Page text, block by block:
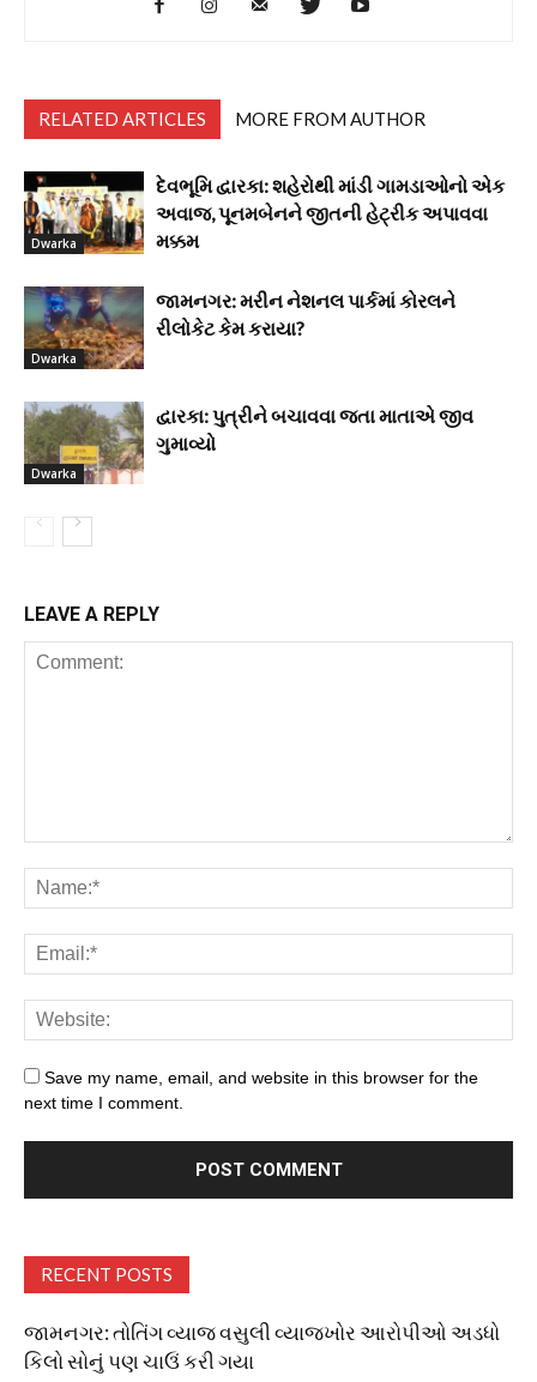
RELATED ARTICLES MORE FROM AUTHOR
Dwarka
દેવભૂમિ દ્વારકા: શહેરોથી માંડી ગામડાઓનો એક
અવાજ, પૂનમબેનને જીતની હેટ્રીક અપાવવા
મક્કમ
Dwarka
જામનગર: મરીન નેશનલ પાર્કમાં કોરલને
રીલોકેટ કેમ કરાયા?
Dwarka
દ્વારકા: પુત્રીને બચાવવા જતા માતાએ જીવ
ગુમાવ્યો
LEAVE A REPLY
Save my name, email, and website in this browser for the
next time I comment.
RECENT POSTS
જામનગર: તોતિંગ વ્યાજ વસુલી વ્યાજખોર આરોપીઓ અડધો
કિલો સોનું પણ ચાઉં કરી ગયા